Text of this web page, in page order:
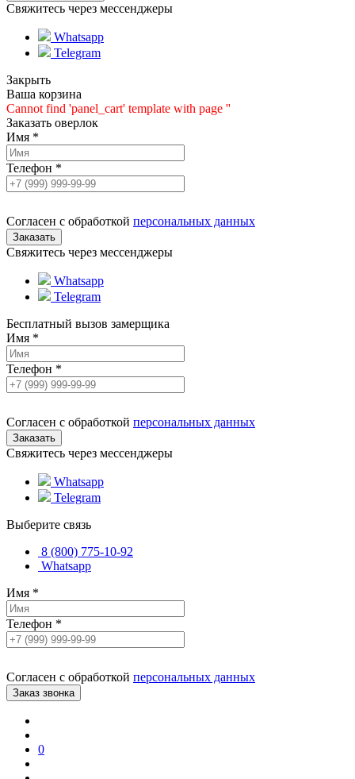
Свяжитесь через мессенджеры
Whatsapp
Telegram
Закрыть
Ваша корзина
Cannot find 'panel_cart' template with page ''
Заказать оверлок
Имя *
Телефон *
Согласен с обработкой персональных данных
Свяжитесь через мессенджеры
Whatsapp
Telegram
Бесплатный вызов замерщика
Имя *
Телефон *
Согласен с обработкой персональных данных
Свяжитесь через мессенджеры
Whatsapp
Telegram
Выберите связь
8 (800) 775-10-92
Whatsapp
Имя *
Телефон *
Согласен с обработкой персональных данных
0